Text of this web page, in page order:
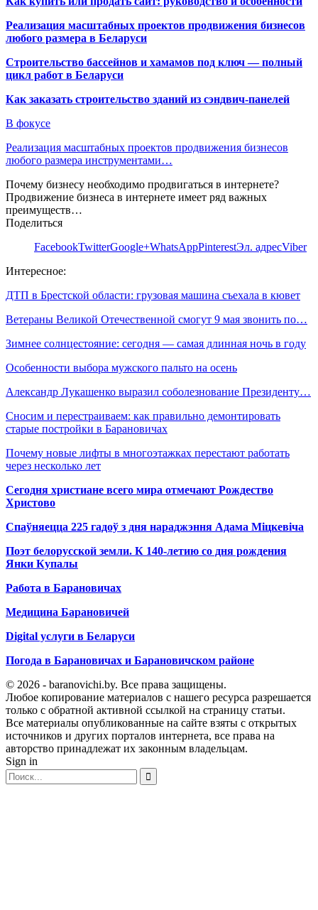
Реализация масштабных проектов продвижения бизнесов
любого размера в Беларуси
Строительство бассейнов и хамамов под ключ — полный
цикл работ в Беларуси
Как заказать строительство зданий из сэндвич-панелей
В фокусе
Реализация масштабных проектов продвижения бизнесов
любого размера инструментами…
Почему бизнесу необходимо продвигаться в интернете?
Продвижение бизнеса в интернете имеет ряд важных
преимуществ…
Поделиться
FacebookTwitterGoogle+WhatsAppPinterestЭл. адресViber
Интересное:
ДТП в Брестской области: грузовая машина съехала в кювет
Ветераны Великой Отечественной смогут 9 мая звонить по…
Зимнее солнцестояние: сегодня — самая длинная ночь в году
Особенности выбора мужского пальто на осень
Александр Лукашенко выразил соболезнование Президенту…
Сносим и перестраиваем: как правильно демонтировать
старые постройки в Барановичах
Почему новые лифты в многоэтажках перестают работать
через несколько лет
Сегодня христиане всего мира отмечают Рождество
Христово
Спаўняецца 225 гадоў з дня нараджэння Адама Міцкевіча
Поэт белорусской земли. К 140-летию со дня рождения
Янки Купалы
Работа в Барановичах
Медицина Барановичей
Digital услуги в Беларуси
Погода в Барановичах и Барановичском районе
© 2026 - baranovichi.by. Все права защищены.
Любое копирование материалов с нашего ресурса разрешается
только с обратной активной ссылкой на страницу статьи.
Все материалы опубликованные на сайте взяты с открытых
источников и других порталов интернета, все права на
авторство принадлежат их законным владельцам.
Sign in